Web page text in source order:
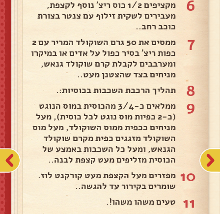
6
מקציפים 1/2 כוס ריצ' נוסף לקצפת,
מעבירים לשקית זילוף עם צנטר בצורת
כוכב רחב..
7
ממסים את 50 גרם השוקולד המריר עם 2
כפות ריצ' בסיר כפול על אדים או במיקרו
ומערבבים לקבלת קרם שוקולד גנאש,
מניחים בצד שהצטנן מעט..
8 תהליך הרכבת השכבות בכוסיות:.
9
ממלאים כ-3/4 מהכוסית במוס הנוגט
(כ-2 כפיות מוס נוגט לכל כוסית), מעל
מניחים ככפית ממוס השוקולד, מעל מוס
השוקולד מזגגים כפית מקרם שוקולד
הגנאש, ומעל כל השכבות באמצע של
הכוסית מזליפים מעט קצפת לבנה..
10 מפזרים מעל הקצפת מעט קורקנט לוז.
שומרים בקירור עד להגשה..
11 טעים משהו משהו!.